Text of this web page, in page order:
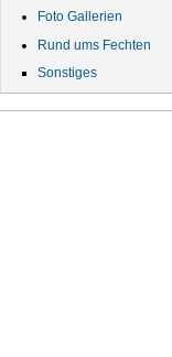
Foto Gallerien
Rund ums Fechten
Sonstiges